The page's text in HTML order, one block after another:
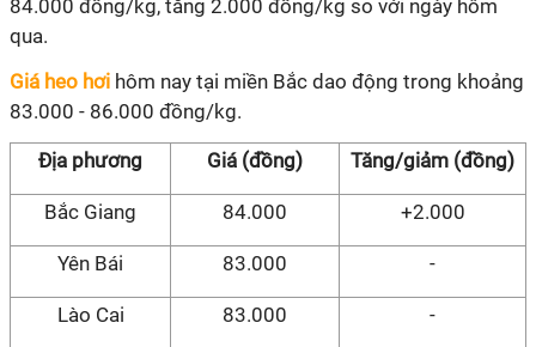
84.000 đồng/kg, tăng 2.000 đồng/kg so với ngày hôm
qua.
Giá heo hơi hôm nay tại miền Bắc dao động trong khoảng
83.000 - 86.000 đồng/kg.
Địa phương Giá (đồng) Tăng/giảm (đồng)
Bắc Giang 84.000 +2.000
Yên Bái 83.000 -
Lào Cai 83.000 -